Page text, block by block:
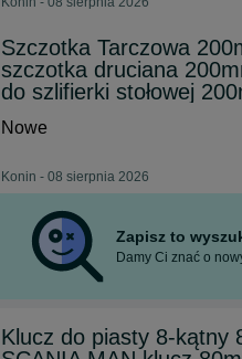
Szczotka Tarczowa
szczotka druciana
do szlifierki stołowej
Nowe
Konin - 08 sierpnia 2026
Zapisz to
Damy Ci znać o
Klucz do piasty 8-kątny